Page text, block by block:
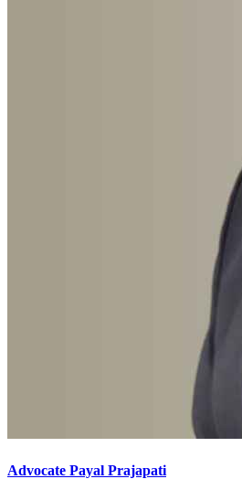
Advocate Payal Prajapati